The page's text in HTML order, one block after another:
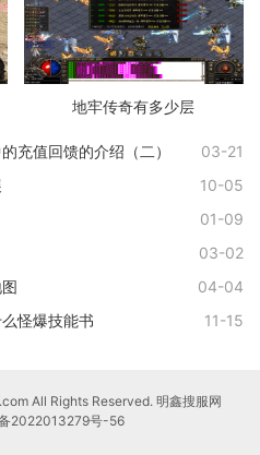
地牢传奇有多少层
充值回馈的介绍（二）
03-21
10-05
01-09
03-02
04-04
怪爆技能书
11-15
All Rights Reserved. 明鑫搜服网
2022013279号-56